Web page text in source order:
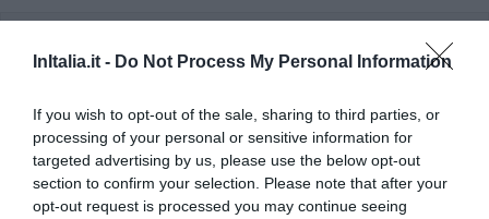
InItalia.it - Do Not Process My Personal Information
If you wish to opt-out of the sale, sharing to third parties, or
processing of your personal or sensitive information for
targeted advertising by us, please use the below opt-out
section to confirm your selection. Please note that after your
opt-out request is processed you may continue seeing
8.2/10
Würden Sie in diesem Hotel wieder nächtigen?
JA
details
Anonym